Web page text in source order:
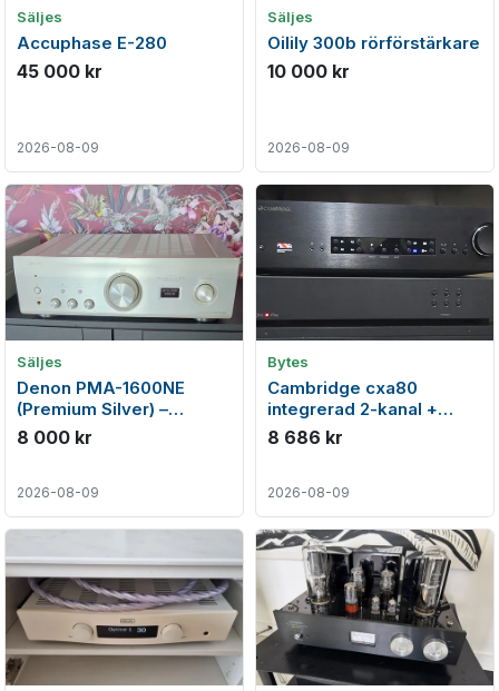
Säljes
Accuphase E-280
45 000 kr
2026-08-09
Säljes
Oilily 300b rörförstärkare
10 000 kr
2026-08-09
Säljes
Denon PMA-1600NE
(Premium Silver) –
Toppskick med inbyggd
DAC!
8 000 kr
2026-08-09
Bytes
Cambridge cxa80
integrerad 2-kanal +
streamer bytes
8 686 kr
2026-08-09